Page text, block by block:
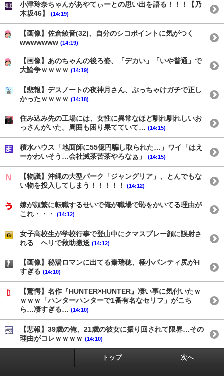
小津玲奈ちゃんがあやてぃーとの思い出を語る！！！【乃
木坂46】
(14:19)
【画像】佐倉綾音(32)、自分のシコポイントに気がつく
wwwwwww (14:19)
【画像】あのちゃんの後ろ姿、「デカい」「いや普通」で
大論争ｗｗｗｗ (14:19)
【悲報】デスノートの夜神月さん、ぶっちゃけガチで正し
かったｗｗｗｗ (14:18)
住み込み先の工場には、女性に異常なほど馴れ馴れしいお
っさんがいた。周囲も困り果てていて… (14:15)
積水ハウス「地面師に55億円騙し取られた…」ワイ「はえ
ーかわいそう…会社滅茶苦茶やろなぁ」
(14:15)
【物議】沖縄の大型パーク「ジャングリア」、とんでもな
い物を投入してしまう！！！！！
(14:12)
嫁が頻繁に転職するせいで俺が職場で恥をかいてる理由が
これ・・・
(14:12)
女子高校生が学校行事で登山中にクマスプレー顔に誤射さ
れる ヘリで救助搬送 (14:12)
【画像】秘湯ロマンに出てる秦瑞穂、極小パンティ尻がH
すぎる (14:10)
【驚愕】名作『HUNTER×HUNTER』凄い事に気付いたｗ
ｗｗｗ「ハンターハンターで1番有名なセリフ」がこち
ら…凄すぎる… (14:10)
【悲報】39歳の俺、21歳の彼女に振り回されて限界…その
理由がコレｗｗｗｗ (14:10)
トップ 次へ